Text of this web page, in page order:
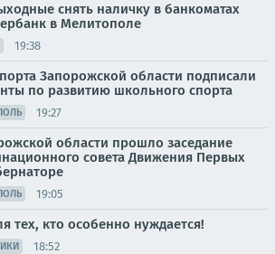
снять наличку в банкоматах
в Мелитополе
19:38
Запорожской области подписали
по развитию школьного спорта
19:27
области прошло заседание
совета Движения Первых
19:05
тех, кто особенно нуждается!
18:52